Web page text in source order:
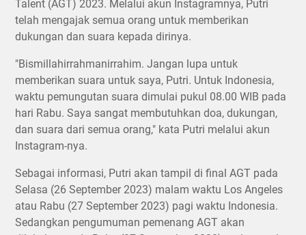
Talent (AGT) 2023. Melalui akun Instagramnya, Putri
telah mengajak semua orang untuk memberikan
dukungan dan suara kepada dirinya.
"Bismillahirrahmanirrahim. Jangan lupa untuk
memberikan suara untuk saya, Putri. Untuk Indonesia,
waktu pemungutan suara dimulai pukul 08.00 WIB pada
hari Rabu. Saya sangat membutuhkan doa, dukungan,
dan suara dari semua orang," kata Putri melalui akun
Instagram-nya.
Sebagai informasi, Putri akan tampil di final AGT pada
Selasa (26 September 2023) malam waktu Los Angeles
atau Rabu (27 September 2023) pagi waktu Indonesia.
Sedangkan pengumuman pemenang AGT akan